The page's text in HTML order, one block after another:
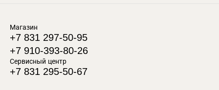
Магазин
+7 831 297-50-95
+7 910-393-80-26
Сервисный центр
+7 831 295-50-67